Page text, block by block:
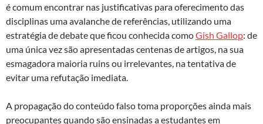
é comum encontrar nas justificativas para oferecimento das
disciplinas uma avalanche de referências, utilizando uma
estratégia de debate que ficou conhecida comoGish Gallop: de
uma única vez são apresentadas centenas de artigos, na sua
esmagadora maioria ruins ou irrelevantes, na tentativa de
evitar uma refutação imediata.
A propagação do conteúdo falso toma proporções ainda mais
preocupantes quando são ensinadas a estudantes em